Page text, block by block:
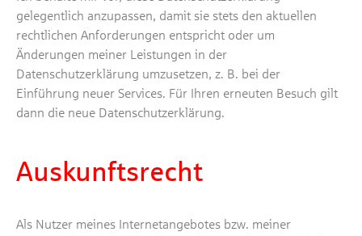
gelegentlich anzupassen, damit sie stets den aktuellen
rechtlichen Anforderungen entspricht oder um
Änderungen meiner Leistungen in der
Datenschutzerklärung umzusetzen, z. B. bei der
Einführung neuer Services. Für Ihren erneuten Besuch gilt
dann die neue Datenschutzerklärung.
Auskunftsrecht
Als Nutzer meines Internetangebotes bzw. meiner